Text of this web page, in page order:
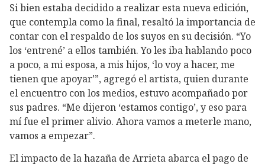
Si bien estaba decidido a realizar esta nueva edición,
que contempla como la final, resaltó la importancia de
contar con el respaldo de los suyos en su decisión. “Yo
los ‘entrené’ a ellos también. Yo les iba hablando poco
a poco, a mi esposa, a mis hijos, ‘lo voy a hacer, me
tienen que apoyar’”, agregó el artista, quien durante
el encuentro con los medios, estuvo acompañado por
sus padres. “Me dijeron ‘estamos contigo’, y eso para
mí fue el primer alivio. Ahora vamos a meterle mano,
vamos a empezar”.
El impacto de la hazaña de Arrieta abarca el pago de